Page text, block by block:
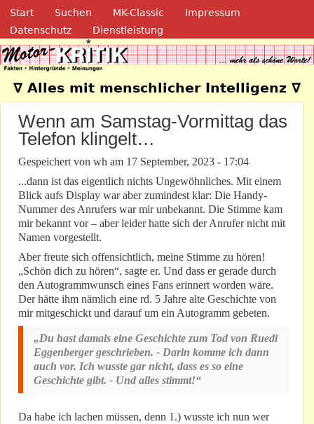
Direkt zum Inhalt
Navigation
Start Suchen MK-Classic
Impressum
Datenschutz
Dienstleistung
Motor-Kritik.de
∇ Alles mit menschlicher Intelligenz ∇
Wenn am Samstag-Vormittag das
Telefon klingelt…
Gespeichert von wh am 17 September, 2023 - 17:04
...dann ist das eigentlich nichts Ungewöhnliches. Mit einem
Blick aufs Display war aber zumindest klar: Die Handy-
Nummer des Anrufers war mir unbekannt. Die Stimme kam
mir bekannt vor – aber leider hatte sich der Anrufer nicht mit
Namen vorgestellt.
Aber freute sich offensichtlich, meine Stimme zu hören!
„Schön dich zu hören“, sagte er. Und dass er gerade durch
den Autogrammwunsch eines Fans erinnert worden wäre.
Der hätte ihm nämlich eine rd. 5 Jahre alte Geschichte von
mir mitgeschickt und darauf um ein Autogramm gebeten.
„Du hast damals eine Geschichte zum Tod von Ruedi
Eggenberger geschrieben. - Darin komme ich dann
auch vor. Ich wusste gar nicht, dass es so eine
Geschichte gibt. - Und alles stimmt!“
Da habe ich lachen müssen, denn 1.) wusste ich nun wer